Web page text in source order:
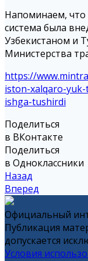
Напоминаем, что
система была
Узбекистаном и
Министерства
https://
iston-xalqaro-
ishga-tushirdi
Поделиться
в ВКонтакте
Поделиться
в Одноклассники
Назад
Вперед
Официальный
Публикация
допускается
Условия